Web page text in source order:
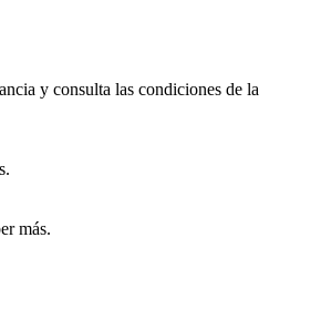
y consulta las condiciones de la
más.